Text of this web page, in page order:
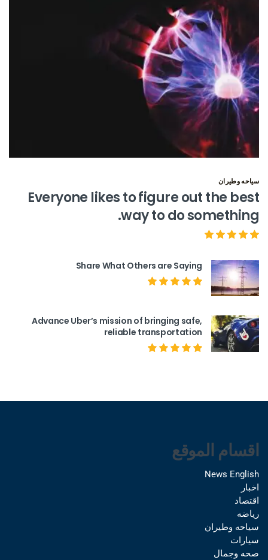
سياحه وطيران
Everyone likes to figure out the best
way to do something.
Share What Others are Saying
Advance Uber’s mission of bringing safe,
reliable transportation
اقسام الموقع
News English
اخبار
اقتصاد
رياضه
سياحه وطيران
سيارات
صحه وجمال